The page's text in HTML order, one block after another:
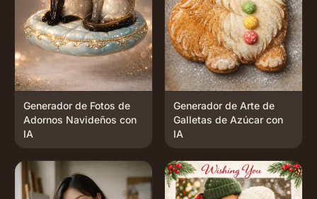
Generador de Fotos de
Adornos Navideños con
IA
Generador de Arte de
Galletas de Azúcar con
IA